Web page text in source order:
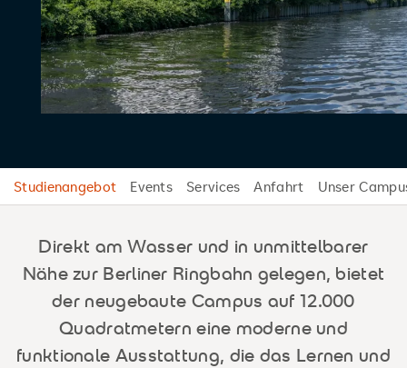
Studienangebot Events Services Anfahrt Unser
Direkt am Wasser und in unmittelbarer
Nähe zur Berliner Ringbahn gelegen, bietet
der neugebaute Campus auf 12.000
Quadratmetern eine moderne und
funktionale Ausstattung, die das Lernen und